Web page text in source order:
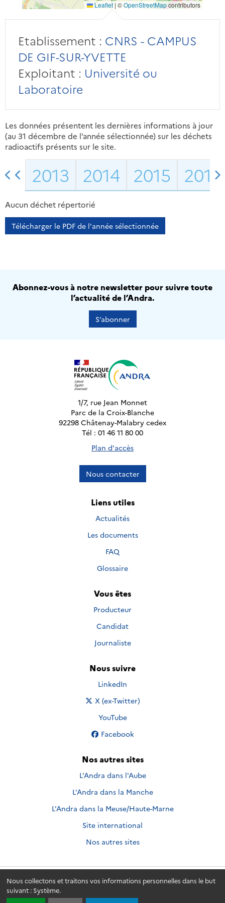
Nous collectons et traitons vos informations personnelles dans le but
suivant : Système.
Leaflet | ©OpenStreetMapcontributors
Etablissement : CNRS - CAMPUS
DE GIF-SUR-YVETTE
Exploitant : Université ou
Laboratoire
Les données présentent les dernières informations à jour
(au 31 décembre de l’année sélectionnée) sur les déchets
radioactifs présents sur le site.
2013 2014 2015 2016
Aucun déchet répertorié
Télécharger le PDF de l'année sélectionnée
Abonnez-vous à notre newsletter pour suivre toute
l’actualité de l’Andra.
S’abonner
1/7, rue Jean Monnet
Parc de la Croix-Blanche
92298 Châtenay-Malabry cedex
Tél : 01 46 11 80 00
Plan d'accès
Nous contacter
Liens utiles
Actualités
Les documents
FAQ
Glossaire
Vous êtes
Producteur
Candidat
Journaliste
Nous suivre
Nous suivre sur
LinkedIn
Nous suivre sur
X (ex-Twitter)
Nous suivre sur
YouTube
Nous suivre sur
Facebook
Nos autres sites
L'Andra dans l'Aube
L'Andra dans la Manche
L'Andra dans la Meuse/Haute-Marne
Site international
Nos autres sites
Andra.fr © 2026 - Andra. Tous droits réservés.